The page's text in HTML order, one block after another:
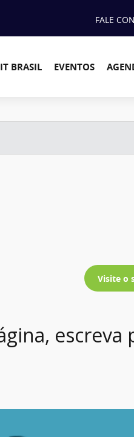
FALE
BRASIL EVENTOS
Visite o
escreva